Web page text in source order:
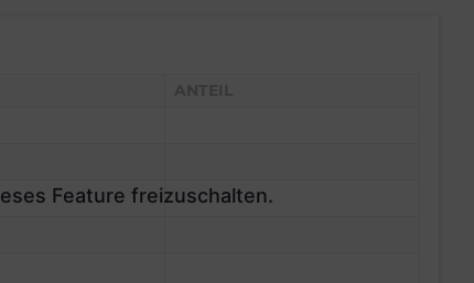
Feature freizuschalten.